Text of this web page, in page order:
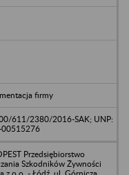
firmy
611/2380/2016-SAK; UNP:
Przedsiębiorstwo
Szkodników Żywności